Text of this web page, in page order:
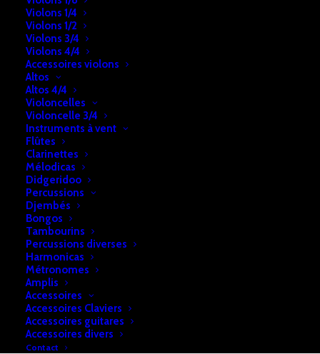
Violons 1/4
Violons 1/2
Violons 3/4
Violons 4/4
Accessoires violons
Altos
Altos 4/4
Violoncelles
Violoncelle 3/4
Instruments à vent
Flûtes
Clarinettes
Mélodicas
Didgeridoo
Percussions
Djembés
Bongos
Tambourins
Percussions diverses
Harmonicas
Métronomes
Amplis
Accessoires
Accessoires Claviers
Accessoires guitares
Accessoires divers
Contact
DESCRIPTION
INFOS
CDP-S110 BK / WE
88 touches
10 sonorités
Polyphonie: 64 notes
Haut-parleurs: 2 x 8W
Port USB
Dimensions: L:132,2 x l:23,2 cm